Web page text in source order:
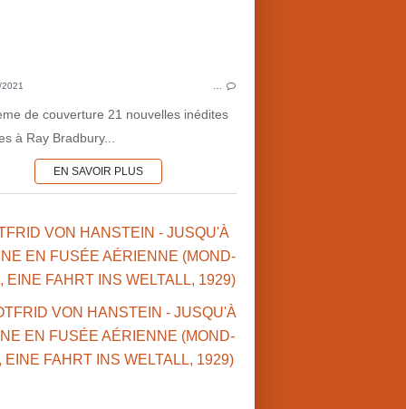
de couverture 21 nouvelles inédites
à Ray Bradbury...
EN SAVOIR PLUS
1910'S
FANTASTIQUE
INVENTIONS
VON HANSTEIN - JUSQU'À
EN FUSÉE AÉRIENNE (MOND-
EINE FAHRT INS WELTALL, 1929)